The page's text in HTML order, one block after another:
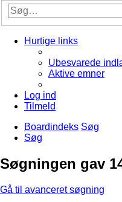
Hurtige links
Ubesvarede
Aktive emner
Log ind
Tilmeld
Boardindeks Søg
Søg
Søgningen gav
Gå til avanceret søgning